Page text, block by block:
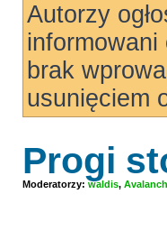
Autorzy
informowani
brak
usunięciem
Progi
Moderatorzy: waldis,